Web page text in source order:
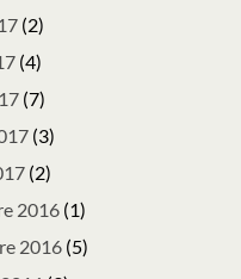
(2)
(4)
(7)
(3)
(2)
2016 (1)
2016 (5)